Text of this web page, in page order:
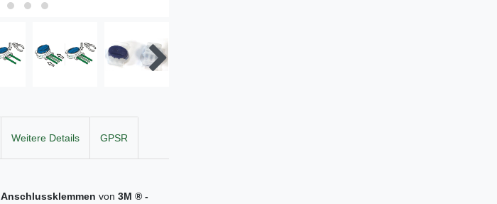
Weitere Details GPSR
Anschlussklemmen von 3M ® -